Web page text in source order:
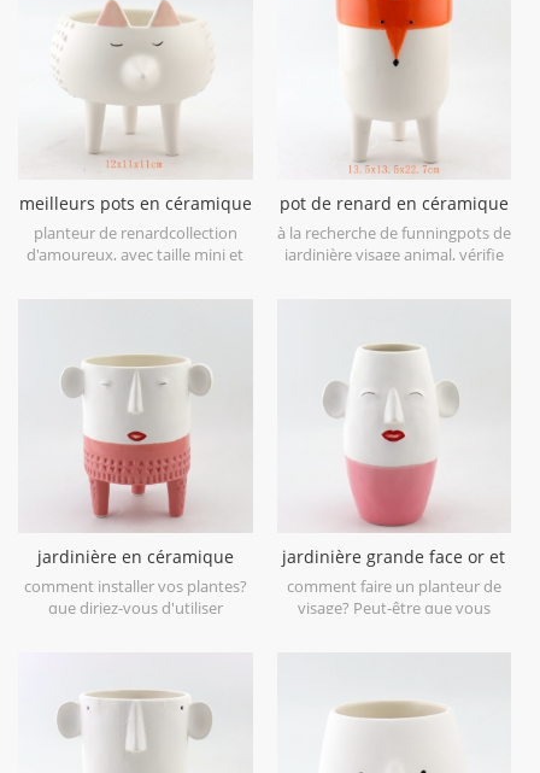
d’accent idéale pour un cadeau
de Pâques ou de tous les jours.
meilleurs pots en céramique
avec pied
planteur de renardcollection
d'amoureux, avec taille mini et
pot de renard en céramique
à la recherche de funningpots de
jardinière visage animal, vérifie
visagecollections.
jardinière en céramique
blanche et bleue
comment installer vos plantes?
que diriez-vous d'utiliser
jardinière grande face or et
rose
comment faire un planteur de
visage? Peut-être que vous